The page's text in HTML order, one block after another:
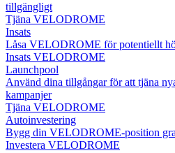
tillgängligt
Tjäna VELODROME
Insats
Låsa VELODROME för potentiellt
Insats VELODROME
Launchpool
Använd dina tillgångar för att tjäna
kampanjer
Tjäna VELODROME
Autoinvestering
Bygg din VELODROME-position
Investera VELODROME